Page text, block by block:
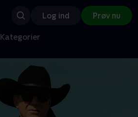
Log ind Prøv nu
Kategorier